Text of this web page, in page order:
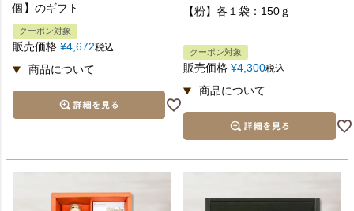
個】のギフト
クーポン対象
販売価格 ¥4,672税込
【粉】各１袋：150ｇ
クーポン対象
販売価格 ¥4,300税込